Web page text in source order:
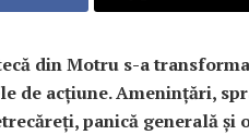
din Motru s-a
de acțiune. Amenințări,
panică generală și